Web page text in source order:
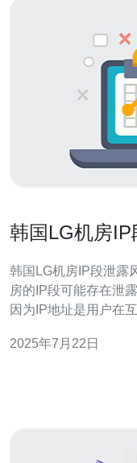
韩国LG机房
韩国LG机房IP段泄露风险调查 最近，有
房的IP段可能存在泄
因为IP地址是用户在
题。 为了深入了解韩国LG机房IP段泄露风险，我们展开了
2025年7月22日